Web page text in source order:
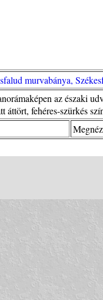
murvabánya,
az északi
áttört, fehéres-szürkés